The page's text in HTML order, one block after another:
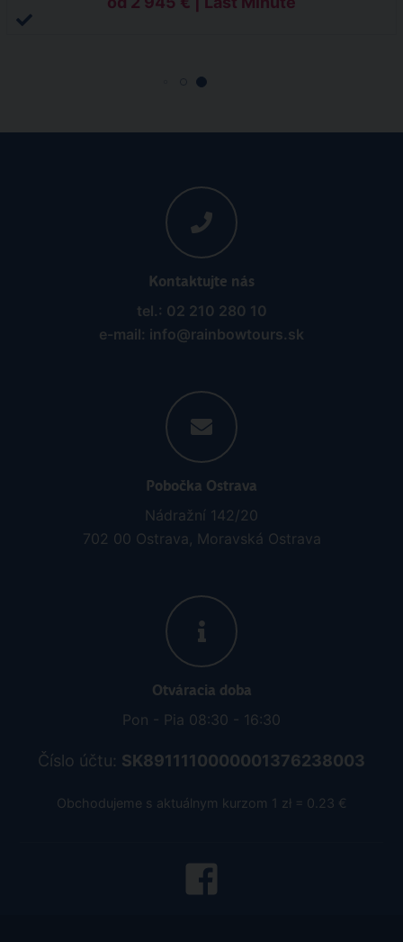
Kontaktujte nás
tel.: 02 210 280 10
e-mail: info@rainbowtours.sk
Pobočka Ostrava
Nádražní 142/20
702 00 Ostrava, Moravská Ostrava
Otváracia doba
Pon - Pia 08:30 - 16:30
Číslo účtu: SK8911110000001376238003
Obchodujeme s aktuálnym kurzom 1 zł = 0.23 €